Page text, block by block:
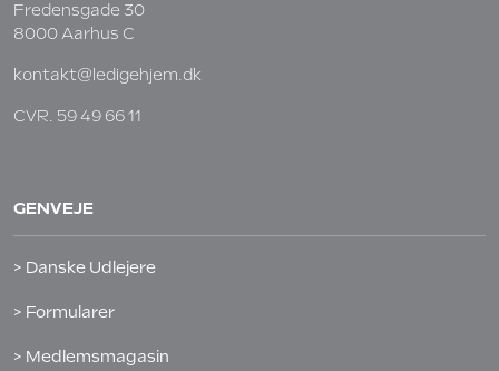
Fredensgade 30
8000 Aarhus C
kontakt@ledigehjem.dk
CVR. 59 49 66 11
GENVEJE
> Danske Udlejere
> Formularer
> Medlemsmagasin